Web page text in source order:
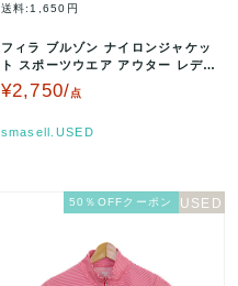
送料:1,650円
フィラ ブルゾン ナイロンジャケッ
ト スポーツウエア アウター レディ
ース Lサイズ ネイビー×ホワ…
¥2,750/点
smasell.USED
50％OFFクーポン